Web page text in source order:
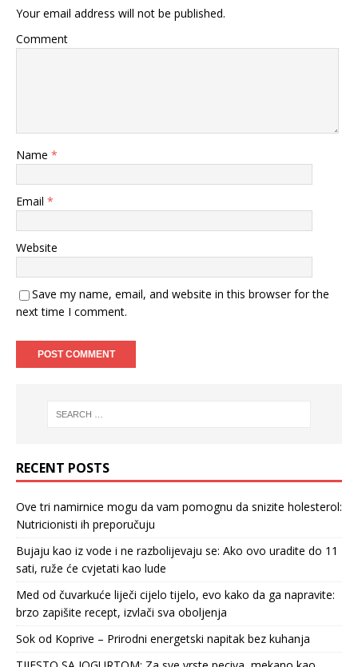
Your email address will not be published.
Comment
Name *
Email *
Website
Save my name, email, and website in this browser for the
next time I comment.
RECENT POSTS
Ove tri namirnice mogu da vam pomognu da snizite holesterol:
Nutricionisti ih preporučuju
Bujaju kao iz vode i ne razbolijevaju se: Ako ovo uradite do 11
sati, ruže će cvjetati kao lude
Med od čuvarkuće liječi cijelo tijelo, evo kako da ga napravite:
brzo zapišite recept, izvlači sva oboljenja
Sok od Koprive – Prirodni energetski napitak bez kuhanja